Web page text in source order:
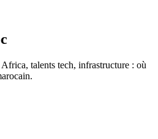
talents tech, infrastructure : où